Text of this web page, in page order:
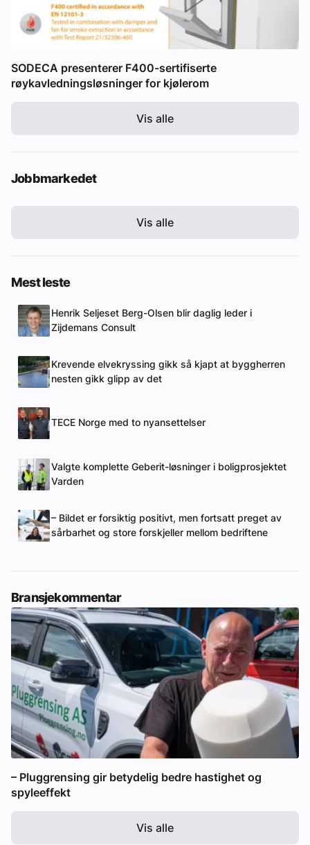
SODECA presenterer F400-sertifiserte
røykavledningsløsninger for kjølerom
Vis alle
Jobbmarkedet
Vis alle
Mest leste
Henrik Seljeset Berg-Olsen blir daglig leder i
Zijdemans Consult
Krevende elvekryssing gikk så kjapt at byggherren
nesten gikk glipp av det
TECE Norge med to nyansettelser
Valgte komplette Geberit-løsninger i boligprosjektet
Varden
– Bildet er forsiktig positivt, men fortsatt preget av
sårbarhet og store forskjeller mellom bedriftene
Bransjekommentar
– Pluggrensing gir betydelig bedre hastighet og
spyleeffekt
Vis alle